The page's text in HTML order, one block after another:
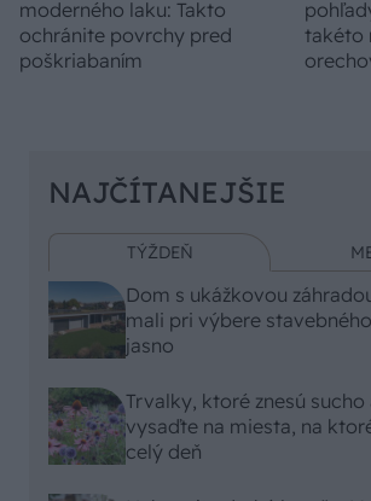
moderného laku: Takto
ochránite povrchy pred
poškriabaním
takéto
NAJČÍTANEJŠIE
TÝŽDEŇ
Dom s ukážkovou
mali pri výbere
jasno
Trvalky, ktoré znesú
vysaďte na miesta, na
celý deň